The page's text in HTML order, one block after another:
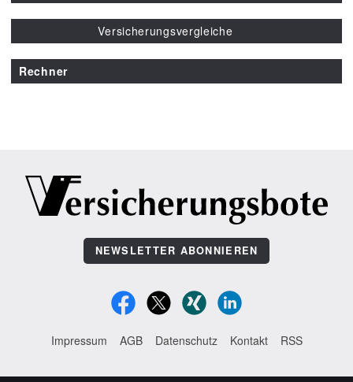
Versicherungsvergleiche
Rechner
NEWSLETTER ABONNIEREN
Impressum AGB Datenschutz Kontakt RSS